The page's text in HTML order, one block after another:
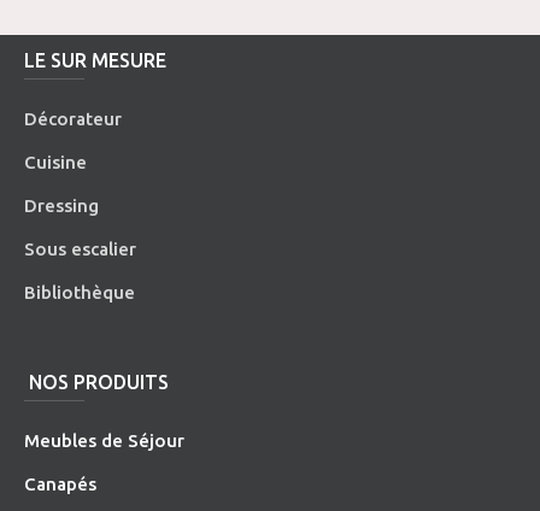
LE SUR MESURE
Décorateur
Cuisine
Dressing
Sous escalier
Bibliothèque
NOS PRODUITS
Meubles de Séjour
Canapés